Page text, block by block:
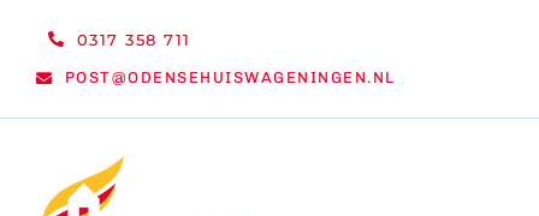
0317 358 711
POST@ODENSEHUISWAGENINGEN.NL